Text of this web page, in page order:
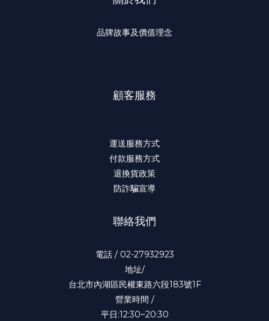
品牌故事及價值理念
顧客服務
運送服務方式
付款服務方式
退換貨政策
防詐騙宣導
聯絡我們
電話 / 02-27932923
地址/
台北市內湖區民權東路六段183號1F
營業時間 /
平日:12:30~20:30